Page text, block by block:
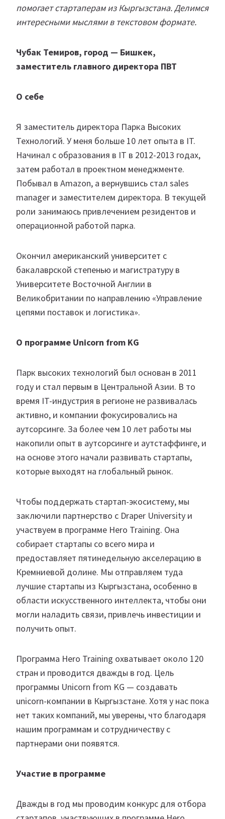
помогает стартаперам из Кыргызстана. Делимся
интересными мыслями в текстовом формате.
Чубак Темиров, город — Бишкек,
заместитель главного директора ПВТ
О себе
Я заместитель директора Парка Высоких
Технологий. У меня больше 10 лет опыта в IT.
Начинал с образования в IT в 2012-2013 годах,
затем работал в проектном менеджменте.
Побывал в Amazon, а вернувшись стал sales
manager и заместителем директора. В текущей
роли занимаюсь привлечением резидентов и
операционной работой парка.
Окончил американский университет с
бакалаврской степенью и магистратуру в
Университете Восточной Англии в
Великобритании по направлению «Управление
цепями поставок и логистика».
О программе Unicorn from KG
Парк высоких технологий был основан в 2011
году и стал первым в Центральной Азии. В то
время IT-индустрия в регионе не развивалась
активно, и компании фокусировались на
аутсорсинге. За более чем 10 лет работы мы
накопили опыт в аутсорсинге и аутстаффинге, и
на основе этого начали развивать стартапы,
которые выходят на глобальный рынок.
Чтобы поддержать стартап-экосистему, мы
заключили партнерство с Draper University и
участвуем в программе Hero Training. Она
собирает стартапы со всего мира и
предоставляет пятинедельную акселерацию в
Кремниевой долине. Мы отправляем туда
лучшие стартапы из Кыргызстана, особенно в
области искусственного интеллекта, чтобы они
могли наладить связи, привлечь инвестиции и
получить опыт.
Программа Hero Training охватывает около 120
стран и проводится дважды в год. Цель
программы Unicorn from KG — создавать
unicorn-компании в Кыргызстане. Хотя у нас пока
нет таких компаний, мы уверены, что благодаря
нашим программам и сотрудничеству с
партнерами они появятся.
Участие в программе
Дважды в год мы проводим конкурс для отбора